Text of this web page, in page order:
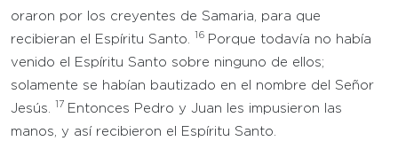
oraron por los creyentes de Samaria, para que
recibieran el Espíritu Santo.
16 Porque todavía no había
venido el Espíritu Santo sobre ninguno de ellos;
solamente se habían bautizado en el nombre del Señor
Jesús.
17 Entonces Pedro y Juan les impusieron las
manos, y así recibieron el Espíritu Santo.